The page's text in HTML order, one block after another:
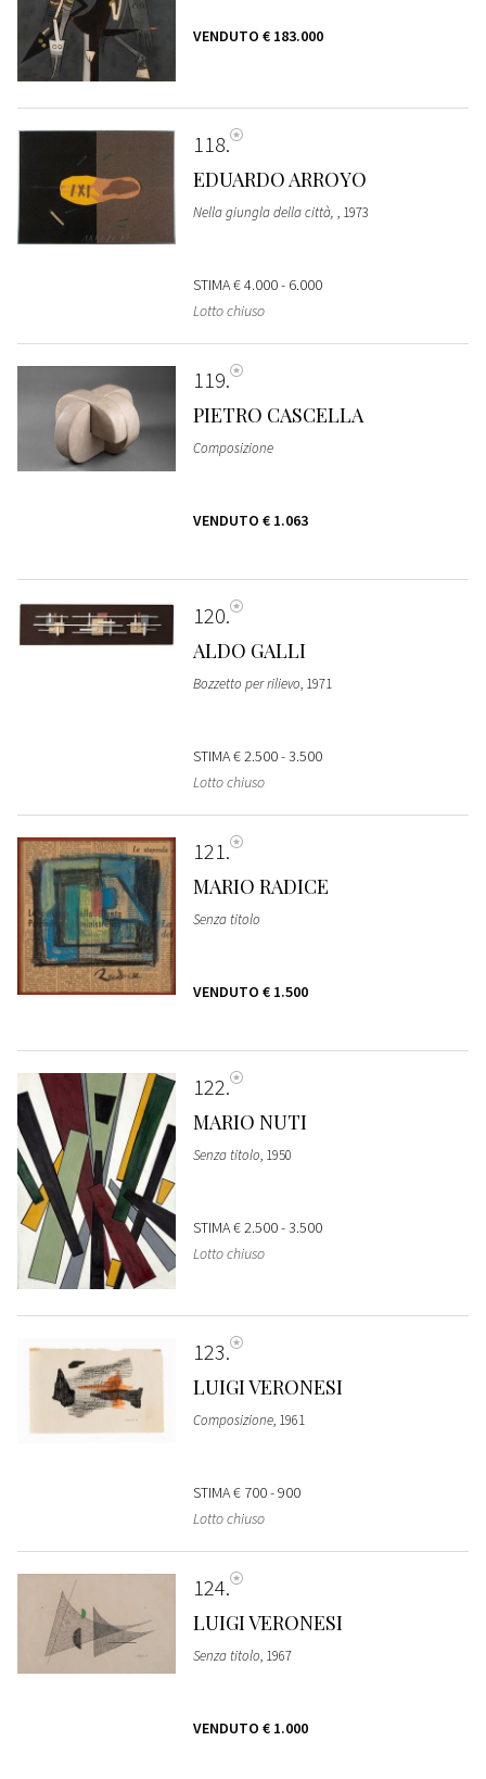
VENDUTO € 183.000
118
EDUARDO ARROYO
Nella giungla della città, , 1973
STIMA€ 4.000 - 6.000
Lotto chiuso
119
PIETRO CASCELLA
Composizione
VENDUTO € 1.063
120
ALDO GALLI
Bozzetto per rilievo, 1971
STIMA€ 2.500 - 3.500
Lotto chiuso
121
MARIO RADICE
Senza titolo
VENDUTO € 1.500
122
MARIO NUTI
Senza titolo, 1950
STIMA€ 2.500 - 3.500
Lotto chiuso
123
LUIGI VERONESI
Composizione, 1961
STIMA€ 700 - 900
Lotto chiuso
124
LUIGI VERONESI
Senza titolo, 1967
VENDUTO € 1.000